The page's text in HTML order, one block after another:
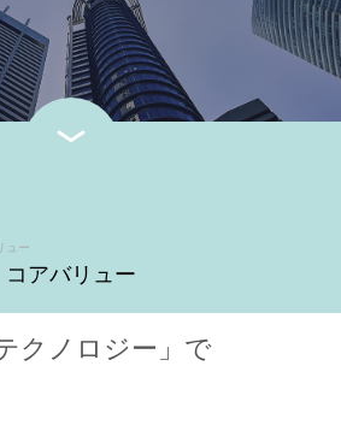
ュー
コアバリュー
クノロジー」で